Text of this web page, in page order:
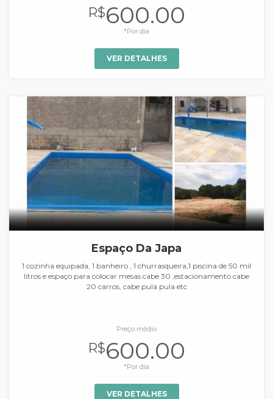
R$600.00
*Por dia
VER DETALHES
Espaço Da Japa
1 cozinha equipada, 1 banheiro , 1 churrasqueira,1 piscina de 50 mil
litros e espaço para colocar mesas cabe 30 ,estacionamento cabe
20 carros, cabe pula pula etc
Preço médio
R$600.00
*Por dia
VER DETALHES